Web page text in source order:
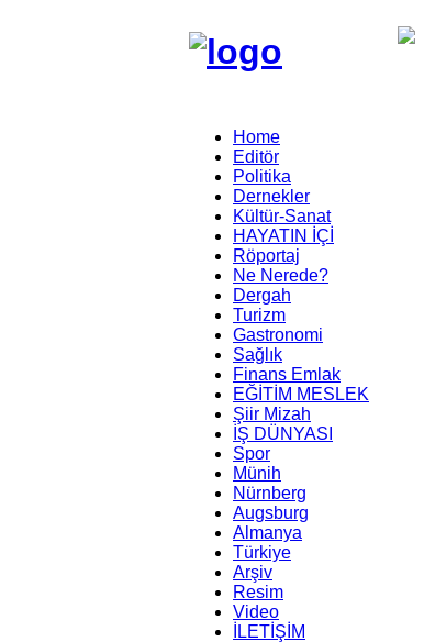
Home
Editör
Politika
Dernekler
Kültür-Sanat
HAYATIN İÇİ
Röportaj
Ne Nerede?
Dergah
Turizm
Gastronomi
Sağlık
Finans Emlak
EĞİTİM MESLEK
Şiir Mizah
İŞ DÜNYASI
Spor
Münih
Nürnberg
Augsburg
Almanya
Türkiye
Arşiv
Resim
Video
İLETİŞİM